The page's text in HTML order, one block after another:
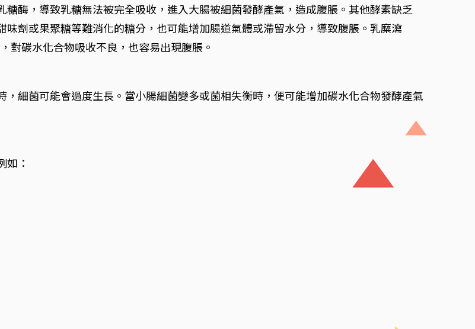
酶，導致乳糖無法被完全吸收，進入大腸被細菌發酵產氣，造成腹脹。其他酵素缺乏
味劑或果聚糖等難消化的糖分，也可能增加腸道氣體或滯留水分，導致腹脹。乳糜瀉
對碳水化合物吸收不良，也容易出現腹脹。
細菌可能會過度生長。當小腸細菌變多或菌相失衡時，便可能增加碳水化合物發酵產氣
如：